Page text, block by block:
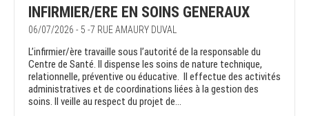
INFIRMIER/ERE EN SOINS GENERAUX
06/07/2026 - 5 -7 RUE AMAURY DUVAL
L’infirmier/ère travaille sous l’autorité de la responsable du
Centre de Santé. Il dispense les soins de nature technique,
relationnelle, préventive ou éducative. Il effectue des activités
administratives et de coordinations liées à la gestion des
soins. Il veille au respect du projet de...